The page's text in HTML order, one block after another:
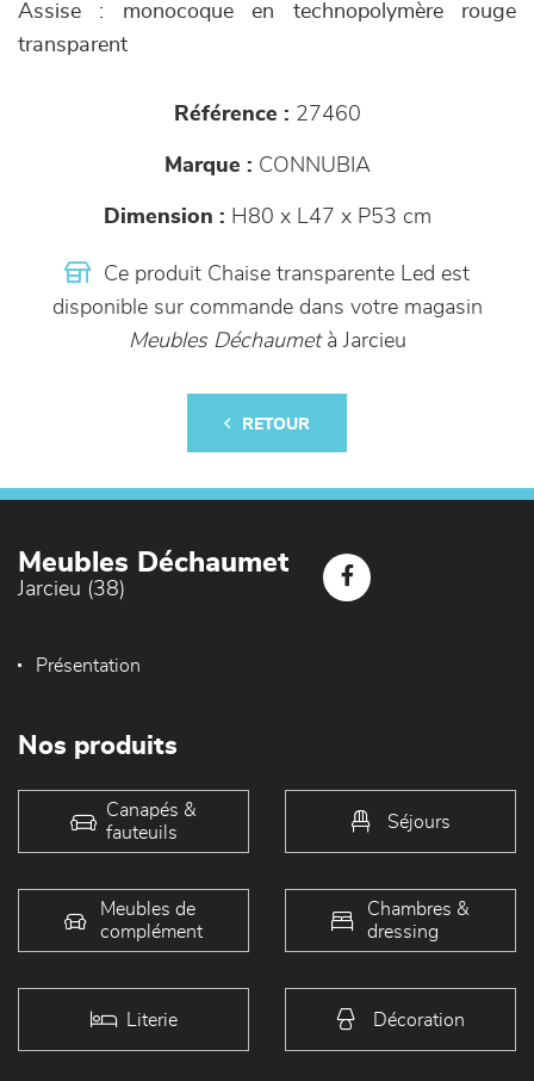
Assise : monocoque en technopolymère rouge
transparent
Référence : 27460
Marque : CONNUBIA
Dimension : H80 x L47 x P53 cm
Ce produit Chaise transparente Led est
disponible sur commande dans votre magasin
Meubles Déchaumetà Jarcieu
RETOUR
Meubles Déchaumet
Jarcieu (38)
Présentation
Nos produits
Canapés &
fauteuils
Séjours
Meubles de
complément
Chambres &
dressing
Literie Décoration